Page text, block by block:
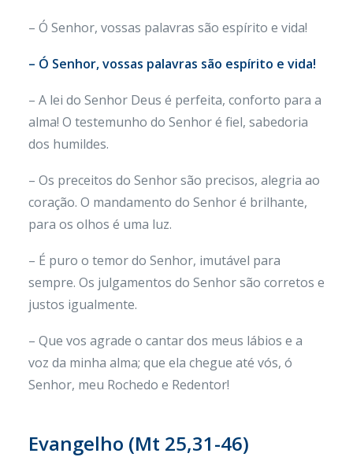
– Ó Senhor, vossas palavras são espírito e vida!
– Ó Senhor, vossas palavras são espírito e vida!
– A lei do Senhor Deus é perfeita, conforto para a
alma! O testemunho do Senhor é fiel, sabedoria
dos humildes.
– Os preceitos do Senhor são precisos, alegria ao
coração. O mandamento do Senhor é brilhante,
para os olhos é uma luz.
– É puro o temor do Senhor, imutável para
sempre. Os julgamentos do Senhor são corretos e
justos igualmente.
– Que vos agrade o cantar dos meus lábios e a
voz da minha alma; que ela chegue até vós, ó
Senhor, meu Rochedo e Redentor!
Evangelho (Mt 25,31-46)